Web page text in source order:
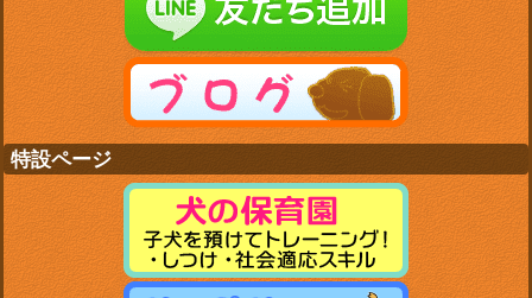
特設ページ